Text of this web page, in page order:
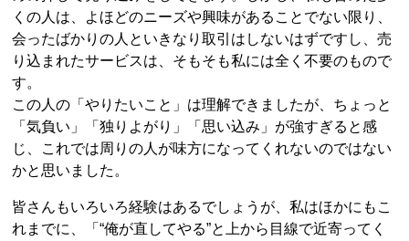
くの人は、よほどのニーズや興味があることでない限り、
会ったばかりの人といきなり取引はしないはずですし、売
り込まれたサービスは、そもそも私には全く不要のもので
す。
この人の「やりたいこと」は理解できましたが、ちょっと
「気負い」「独りよがり」「思い込み」が強すぎると感
じ、これでは周りの人が味方になってくれないのではない
かと思いました。
皆さんもいろいろ経験はあるでしょうが、私はほかにもこ
れまでに、「“俺が直してやる”と上から目線で近寄ってく